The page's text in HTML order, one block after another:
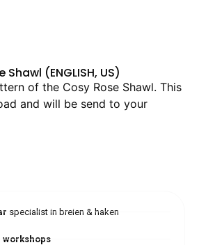
(ENGLISH, US)
of the Cosy Rose Shawl. This
and will be send to your
specialist in breien & haken